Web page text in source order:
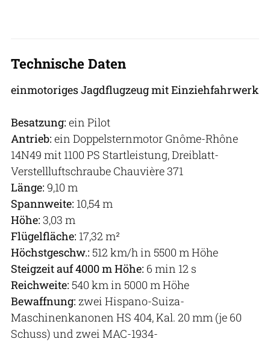
Technische Daten
einmotoriges Jagdflugzeug mit Einziehfahrwerk
Besatzung: ein Pilot
Antrieb: ein Doppelsternmotor Gnôme-Rhône
14N49 mit 1100 PS Startleistung, Dreiblatt-
Verstellluftschraube Chauvière 371
Länge: 9,10 m
Spannweite: 10,54 m
Höhe: 3,03 m
Flügelfläche: 17,32 m²
Höchstgeschw.: 512 km/h in 5500 m Höhe
Steigzeit auf 4000 mHöhe: 6 min 12 s
Reichweite: 540 km in 5000 m Höhe
Bewaffnung: zwei Hispano-Suiza-
Maschinenkanonen HS 404, Kal. 20 mm (je 60
Schuss) und zwei MAC-1934-